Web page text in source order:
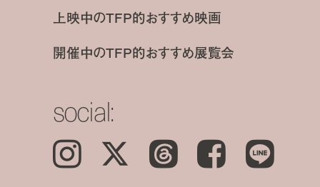
上映中のTFP的おすすめ映画
開催中のTFP的おすすめ展覧会
social:
Instagram 𝕏 Threads Facebook LINE